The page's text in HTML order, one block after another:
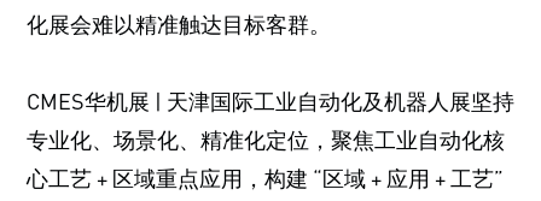
化展会难以精准触达目标客群。
CMES华机展 | 天津国际工业自动化及机器人展坚持
专业化、场景化、精准化定位，聚焦工业自动化核
心工艺 + 区域重点应用，构建 “区域 + 应用 + 工艺”